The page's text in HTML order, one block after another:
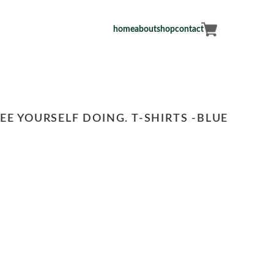
homeaboutshopcontact
YOURSELF DOING. T-SHIRTS -BLUE